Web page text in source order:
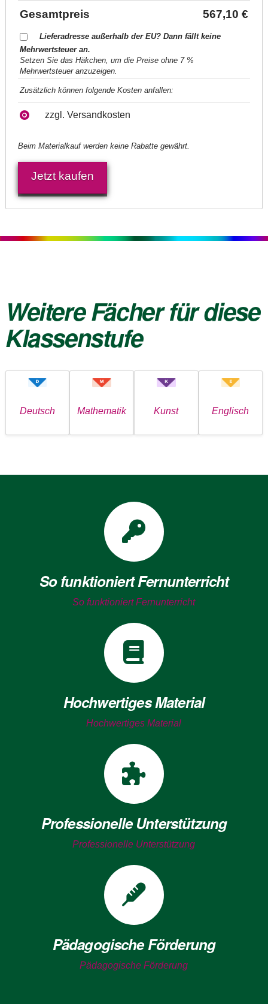
Gesamtpreis 567,10 €
Lieferadresse außerhalb der EU? Dann fällt keine
Mehrwertsteuer an.
Setzen Sie das Häkchen, um die Preise ohne 7 %
Mehrwertsteuer anzuzeigen.
Zusätzlich können folgende Kosten anfallen:
zzgl. Versandkosten
Beim Materialkauf werden keine Rabatte gewährt.
Jetzt kaufen
Weitere Fächer für diese
Klassenstufe
Deutsch Mathematik Kunst Englisch
So funktioniert Fernunterricht
So funktioniert Fernunterricht
Hochwertiges Material
Hochwertiges Material
Professionelle Unterstützung
Professionelle Unterstützung
Pädagogische Förderung
Pädagogische Förderung